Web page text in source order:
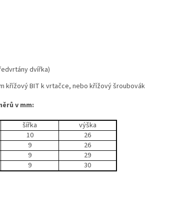
dvířka)
křížový BIT k vrtačce, nebo křížový šroubovák
v mm:
šířka
výška
10
26
9
26
9
29
9 30